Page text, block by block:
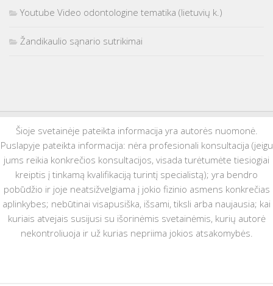
Youtube Video odontologine tematika (lietuvių k.)
Žandikaulio sąnario sutrikimai
Šioje svetainėje pateikta informacija yra autorės nuomonė.
Puslapyje pateikta informacija: nėra profesionali konsultacija (jeigu
jums reikia konkrečios konsultacijos, visada turėtumėte tiesiogiai
kreiptis į tinkamą kvalifikaciją turintį specialistą); yra bendro
pobūdžio ir joje neatsižvelgiama į jokio fizinio asmens konkrečias
aplinkybes; nebūtinai visapusiška, išsami, tiksli arba naujausia; kai
kuriais atvejais susijusi su išorinėmis svetainėmis, kurių autorė
nekontroliuoja ir už kurias nepriima jokios atsakomybės.